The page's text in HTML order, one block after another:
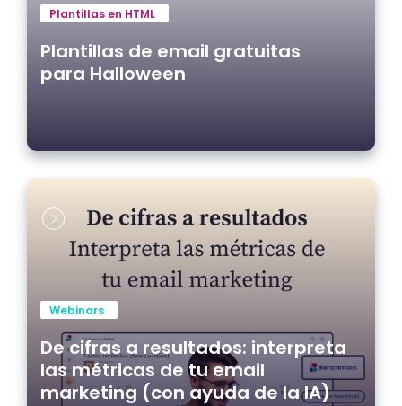
Plantillas en HTML
Plantillas de email gratuitas
para Halloween
Webinars
De cifras a resultados: interpreta
las métricas de tu email
marketing (con ayuda de la IA)